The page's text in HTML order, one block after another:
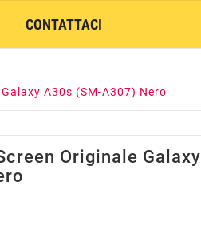
CONTATTACI
A30s (SM-A307) Nero
Originale Galaxy